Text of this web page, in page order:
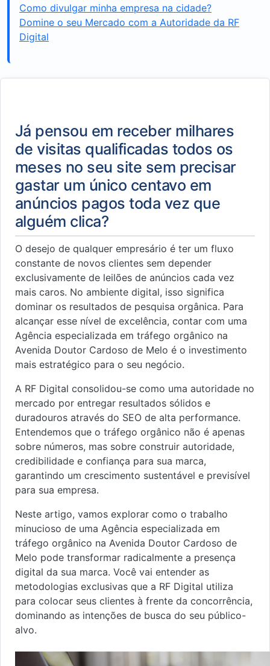
Como divulgar minha empresa na cidade?
Domine o seu Mercado com a Autoridade da RF
Digital
Já pensou em receber milhares
de visitas qualificadas todos os
meses no seu site sem precisar
gastar um único centavo em
anúncios pagos toda vez que
alguém clica?
O desejo de qualquer empresário é ter um fluxo
constante de novos clientes sem depender
exclusivamente de leilões de anúncios cada vez
mais caros. No ambiente digital, isso significa
dominar os resultados de pesquisa orgânica. Para
alcançar esse nível de excelência, contar com uma
Agência especializada em tráfego orgânico na
Avenida Doutor Cardoso de Melo é o investimento
mais estratégico para o seu negócio.
A RF Digital consolidou-se como uma autoridade no
mercado por entregar resultados sólidos e
duradouros através do SEO de alta performance.
Entendemos que o tráfego orgânico não é apenas
sobre números, mas sobre construir autoridade,
credibilidade e confiança para sua marca,
garantindo um crescimento sustentável e previsível
para sua empresa.
Neste artigo, vamos explorar como o trabalho
minucioso de uma Agência especializada em
tráfego orgânico na Avenida Doutor Cardoso de
Melo pode transformar radicalmente a presença
digital da sua marca. Você vai entender as
metodologias exclusivas que a RF Digital utiliza
para colocar seus clientes à frente da concorrência,
dominando as intenções de busca do seu público-
alvo.